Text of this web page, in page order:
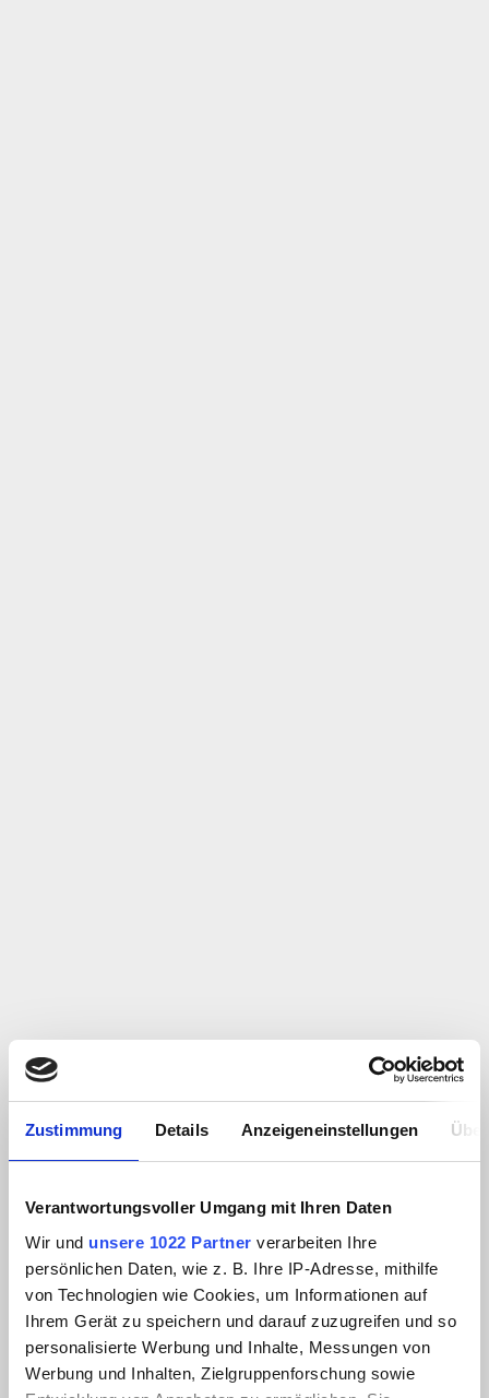
Zustimmung Details Anzeigeneinstellungen
Verantwortungsvoller Umgang mit Ihren Daten
Wir und unsere 1022 Partner verarbeiten Ihre
persönlichen Daten, wie z. B. Ihre IP-Adresse, mithilfe
von Technologien wie Cookies, um Informationen auf
Ihrem Gerät zu speichern und darauf zuzugreifen und so
personalisierte Werbung und Inhalte, Messungen von
Werbung und Inhalten, Zielgruppenforschung sowie